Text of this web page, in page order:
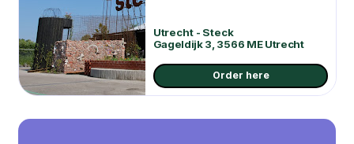
Utrecht - Steck
Gageldijk 3, 3566 ME Utrecht
Order here